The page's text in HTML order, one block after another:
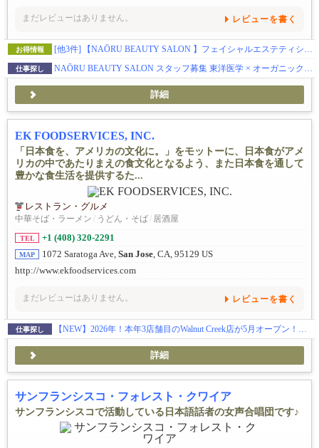
まだレビューはありません。 レビューを書く
お得情報 [他3件] 【NAŌRU BEAUTY SALON 】フェイシャルエステティシャンの方へブースレントを提供しています（Sunnyvale）
仕事探し
詳細
EK FOODSERVICES, INC.
「日本食を、アメリカの文化に。」をモットーに、日本食がアメ
リカの中であたりまえの食文化となるよう、また日本食を通して
豊かな食生活を提供するた...
レストラン・グルメ
中華そば・ラーメン / うどん・そば/ 居酒屋
TEL +1 (408) 320-2291
MAP 1072 Saratoga Ave, San Jose, CA, 95129 US
http://www.ekfoodservices.com
まだレビューはありません。 レビューを書く
仕事探し 【NEW】2026年！本年3店舗目のWalnut Creek店が5月オープン！まだまだ行きます！更に7月にPalo Alto店のオープン！全米に27拠点を展開し約50名の日本人スタッフと約1000名従業員が活躍中です！100%米国法人による安心募集です ! Eビザ5年サポート制度があり、Jビザのような2年間の拘束はありません。また、米国法人のため日本での研修は一切なく、渡米後すぐに現地で実践的にスタートできます。有給やリフレッシュ休暇制度もあり、ほとんどの社員が毎年1〜2週間のバケーションを楽しんでいます。アメリカでの成功を最短で目指せる、そして日本では味わえない働き方や面白さを全身で感じられる環境がここにあります。
詳細
サンフランシスコ・フォレスト・クワイア
サンフランシスコで活動している日本語話者の女声合唱団です♪